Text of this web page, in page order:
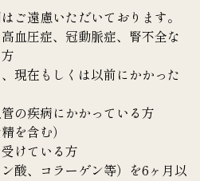
ご遠慮いただいております。
血圧症、冠動脈症、腎不全な
現在もしくは以前にかかった
の疾病にかかっている方
を含む）
けている方
酸、コラーゲン等）を6ヶ月以